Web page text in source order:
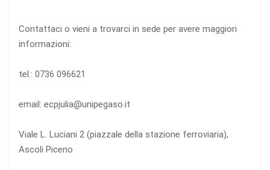
Contattaci o vieni a trovarci in sede per avere maggiori
informazioni:
tel.: 0736 096621
email: ecpjulia@unipegaso.it
Viale L. Luciani 2 (piazzale della stazione ferroviaria),
Ascoli Piceno